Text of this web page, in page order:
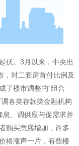
伏。3月以来，中央出
，对二套房首付比例及
了楼市调整的“组合
各类存款类金融机构
息、调供应与促需求并
购买意愿增加，许多
格涨声一片，有些楼